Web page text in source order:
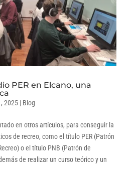
PER en Elcano, una
2025| Blog
en otros artículos, para conseguir la
de recreo, como el título PER (Patrón
o el título PNB (Patrón de
de realizar un curso teórico y un